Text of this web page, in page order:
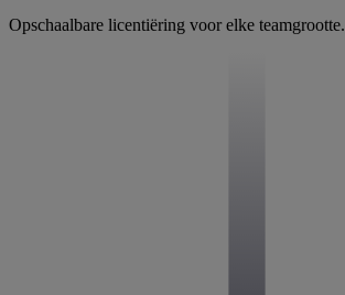
Opschaalbare licentiëring voor elke teamgrootte.